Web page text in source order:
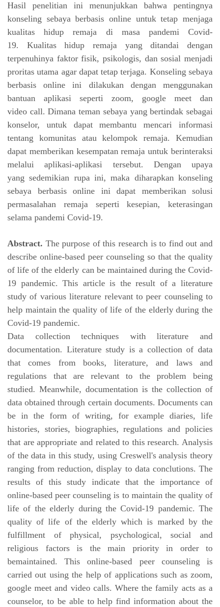
Hasil penelitian ini menunjukkan bahwa pentingnya
konseling sebaya berbasis online untuk tetap menjaga
kualitas hidup remaja di masa pandemi Covid-
19. Kualitas hidup remaja yang ditandai dengan
terpenuhinya faktor fisik, psikologis, dan sosial menjadi
proritas utama agar dapat tetap terjaga. Konseling sebaya
berbasis onlineini dilakukan dengan menggunakan
bantuan aplikasi seperti zoom, google meet dan
video call. Dimanateman sebayayang bertindak sebagai
konselor, untuk dapat membantu mencari informasi
tentang komunitas atau kelompok remaja. Kemudian
dapat memberikan kesempatan remaja untuk berinteraksi
melalui aplikasi-aplikasi tersebut. Dengan upaya
yangsedemikian rupa ini, maka diharapkan konseling
sebaya berbasis online ini dapat memberikan solusi
permasalahan remaja seperti kesepian, keterasingan
selama pandemi Covid-19.
Abstract. The purpose of this research is to find out and
describe online-based peer counseling so that the quality
of life of the elderly can be maintained during the Covid-
19 pandemic. This article is the result of a literature
study of various literature relevant to peer counseling to
help maintain the quality of life of the elderly during the
Covid-19 pandemic.
Data collection techniques with literature and
documentation. Literature study is a collection of data
that comes from books, literature, and laws and
regulations that are relevant to the problem being
studied. Meanwhile, documentation is the collection of
data obtained through certain documents. Documents can
be in the form of writing, for example diaries, life
histories, stories, biographies, regulations and policies
that are appropriate and related to this research. Analysis
of the data in this study, using Creswell's analysis theory
ranging from reduction, display to data conclutions. The
results of this study indicate that the importance of
online-based peer counseling is to maintain the quality of
life of the elderly during the Covid-19 pandemic. The
quality of life of the elderly which is marked by the
fulfillment of physical, psychological, social and
religious factors is the main priority in order to
bemaintained. This online-based peer counseling is
carried out using the help of applications such as zoom,
google meet and video calls. Where the family acts as a
counselor, to be able to help find information about the